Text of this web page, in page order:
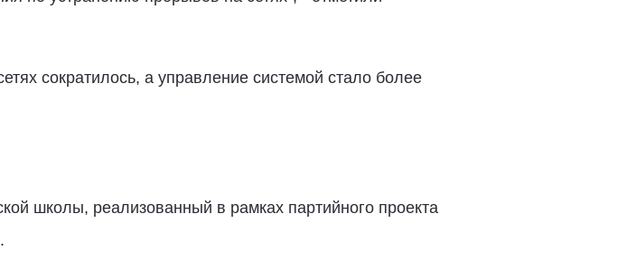
сократилось, а управление системой стало более
школы, реализованный в рамках партийного проекта